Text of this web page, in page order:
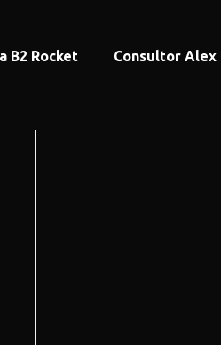
B2 Rocket Consultor Alex